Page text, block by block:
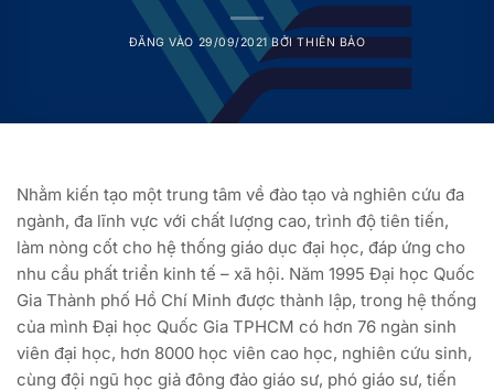
ĐĂNG VÀO 29/09/2021 BỞITHIÊN BẢO
Nhằm kiến tạo một trung tâm về đào tạo và nghiên cứu đa
ngành, đa lĩnh vực với chất lượng cao, trình độ tiên tiến,
làm nòng cốt cho hệ thống giáo dục đại học, đáp ứng cho
nhu cầu phất triển kinh tế – xã hội. Năm 1995 Đại học Quốc
Gia Thành phố Hồ Chí Minh được thành lập, trong hệ thống
của mình Đại học Quốc Gia TPHCM có hơn 76 ngàn sinh
viên đại học, hơn 8000 học viên cao học, nghiên cứu sinh,
cùng đội ngũ học giả đông đảo giáo sư, phó giáo sư, tiến